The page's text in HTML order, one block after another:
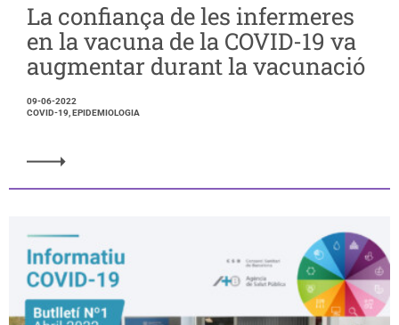
La confiança de les infermeres
en la vacuna de la COVID-19 va
augmentar durant la vacunació
09-06-2022
COVID-19, EPIDEMIOLOGIA